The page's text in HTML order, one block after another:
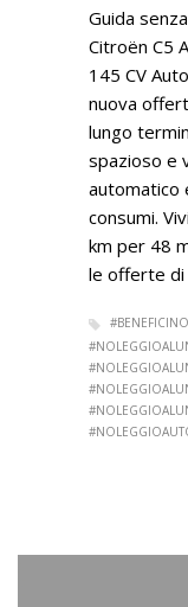
Guida
Citroën C5
145 CV
nuova
lungo
spazioso e
automatico
consumi.
km per 48
le offerte di